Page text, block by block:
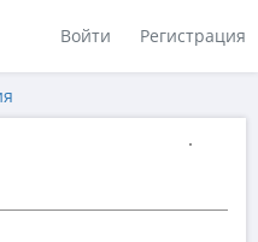
Войти Регистрация